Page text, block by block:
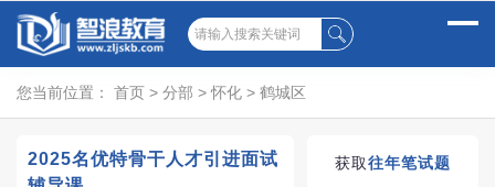
您当前位置： 首页 > 分部 >怀化 > 鹤城区
2025名优特骨干人才引进面试
湖南教师招聘考试优
获取往年笔试题